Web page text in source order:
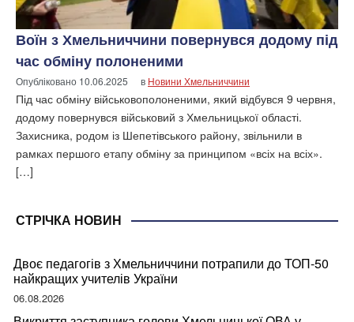
Воїн з Хмельниччини повернувся додому під
час обміну полоненими
Опубліковано 10.06.2025 в Новини Хмельниччини
Під час обміну військовополоненими, який відбувся 9 червня,
додому повернувся військовий з Хмельницької області.
Захисника, родом із Шепетівського району, звільнили в
рамках першого етапу обміну за принципом «всіх на всіх».
[…]
СТРІЧКА НОВИН
Двоє педагогів з Хмельниччини потрапили до ТОП-50
найкращих учителів України
06.08.2026